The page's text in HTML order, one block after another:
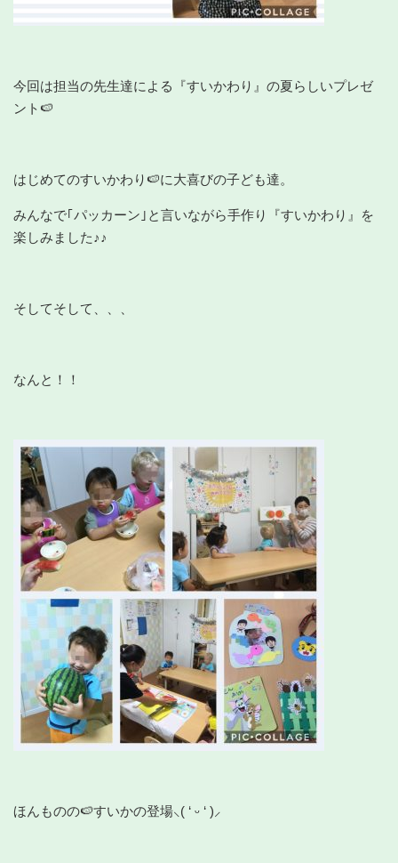
今回は担当の先生達による『すいかわり』の夏らしいプレゼ
ント🍉
はじめてのすいかわり🍉に大喜びの子ども達。
みんなで｢パッカーン｣と言いながら手作り『すいかわり』を
楽しみました♪♪
そしてそして、、、
なんと！！
ほんものの🍉すいかの登場⸜( ‘ ᵕ ‘ )⸝